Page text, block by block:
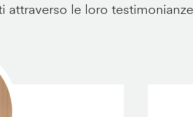
attraverso le loro